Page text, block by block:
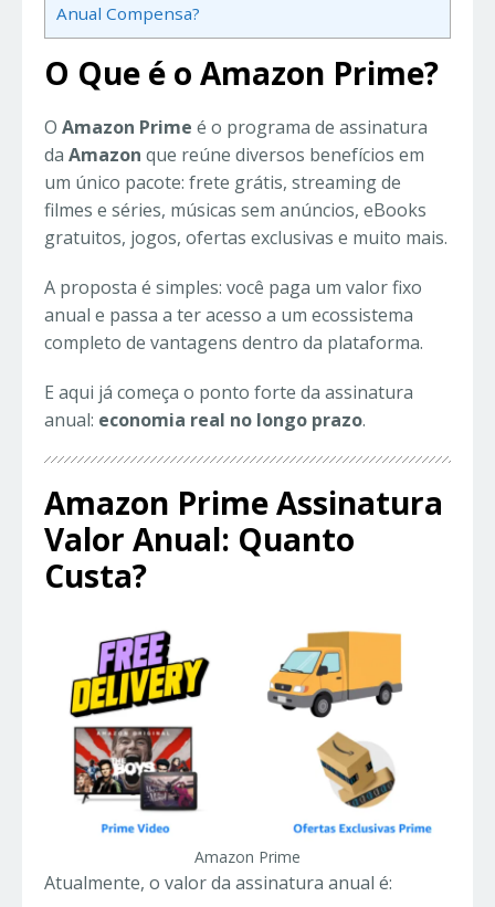
Anual Compensa?
O Que é o Amazon Prime?
O Amazon Prime é o programa de assinatura
da Amazon que reúne diversos benefícios em
um único pacote: frete grátis, streaming de
filmes e séries, músicas sem anúncios, eBooks
gratuitos, jogos, ofertas exclusivas e muito mais.
A proposta é simples: você paga um valor fixo
anual e passa a ter acesso a um ecossistema
completo de vantagens dentro da plataforma.
E aqui já começa o ponto forte da assinatura
anual: economia real no longo prazo.
Amazon Prime Assinatura
Valor Anual: Quanto
Custa?
Amazon Prime
Atualmente, o valor da assinatura anual é: